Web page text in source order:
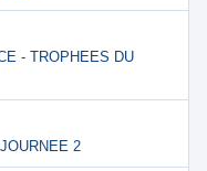
- TROPHEES DU
2